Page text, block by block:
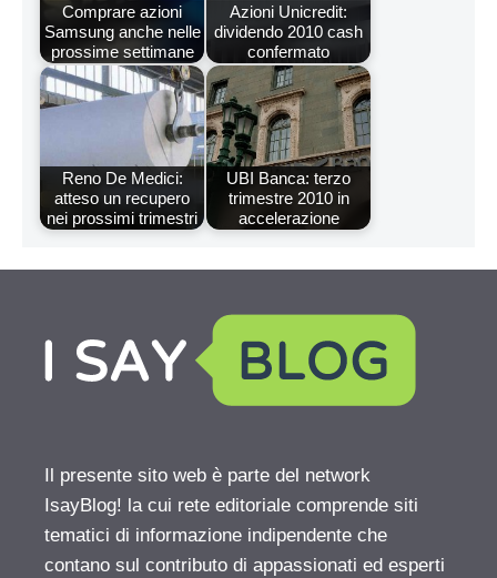
Comprare azioni
Samsung anche nelle
prossime settimane
Azioni Unicredit:
dividendo 2010 cash
confermato
Reno De Medici:
atteso un recupero
nei prossimi trimestri
UBI Banca: terzo
trimestre 2010 in
accelerazione
Il presente sito web è parte del network
IsayBlog! la cui rete editoriale comprende siti
tematici di informazione indipendente che
contano sul contributo di appassionati ed esperti